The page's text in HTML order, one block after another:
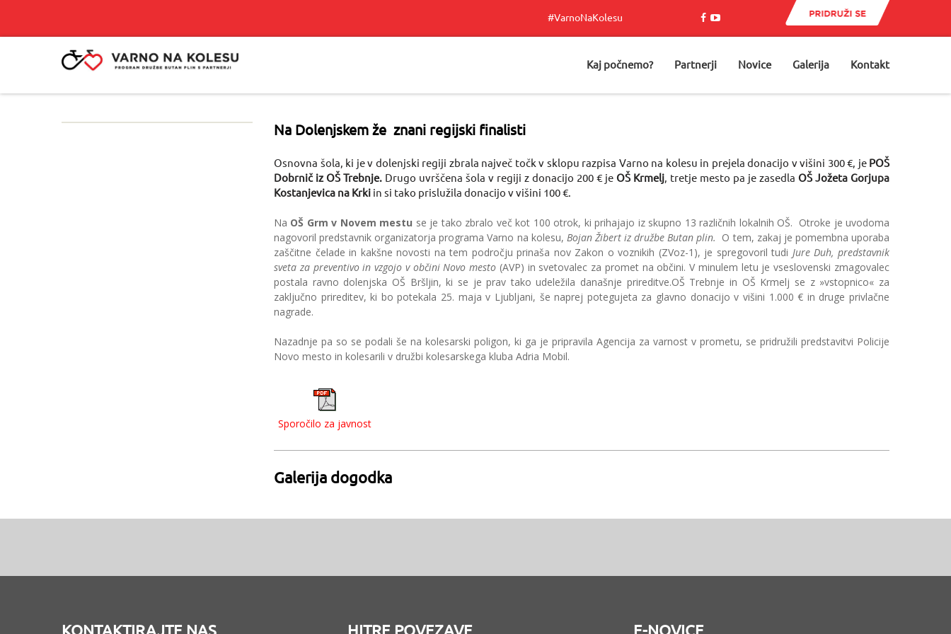
#VarnoNaKolesu
Kaj počnemo? Partnerji Novice Galerija Kontakt
Na Dolenjskem že znani regijski finalisti
Osnovna šola, ki je v dolenjski regiji zbrala največ točk v sklopu razpisa Varno na kolesu in prejela donacijo v višini 300 €, je POŠ
Dobrnič iz OŠ Trebnje. Drugo uvrščena šola v regiji z donacijo 200 € je OŠ Krmelj, tretje mesto pa je zasedla OŠ Jožeta Gorjupa
Kostanjevica na Krki in si tako prislužila donacijo v višini 100 €.
Na OŠ Grm v Novem mestu se je tako zbralo več kot 100 otrok, ki prihajajo iz skupno 13 različnih lokalnih OŠ. Otroke je uvodoma
nagovoril predstavnik organizatorja programa Varno na kolesu, Bojan Žibert iz družbe Butan plin. O tem, zakaj je pomembna uporaba
zaščitne čelade in kakšne novosti na tem področju prinaša nov Zakon o voznikih (ZVoz-1), je spregovoril tudi Jure Duh, predstavnik
sveta za preventivo in vzgojo v občini Novo mesto (AVP) in svetovalec za promet na občini. V minulem letu je vseslovenski zmagovalec
postala ravno dolenjska OŠ Bršljin, ki se je prav tako udeležila današnje prireditve.OŠ Trebnje in OŠ Krmelj se z »vstopnico« za
zaključno prireditev, ki bo potekala 25. maja v Ljubljani, še naprej potegujeta za glavno donacijo v višini 1.000 € in druge privlačne
nagrade.
Nazadnje pa so se podali še na kolesarski poligon, ki ga je pripravila Agencija za varnost v prometu, se pridružili predstavitvi Policije
Novo mesto in kolesarili v družbi kolesarskega kluba Adria Mobil.
Sporočilo za javnost
Galerija dogodka
KONTAKTIRAJTE NAS HITRE POVEZAVE E-NOVICE